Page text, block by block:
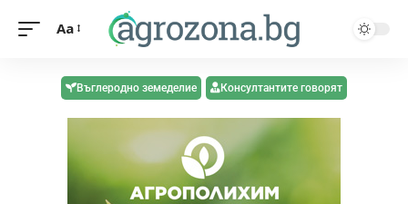
Aa
Въглеродно земеделие Консултантите говорят